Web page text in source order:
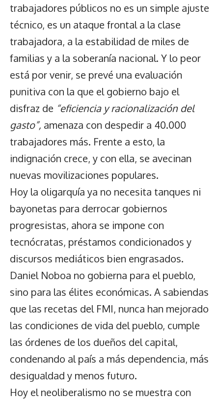
trabajadores públicos no es un simple ajuste
técnico, es un ataque frontal a la clase
trabajadora, a la estabilidad de miles de
familias y a la soberanía nacional. Y lo peor
está por venir, se prevé una evaluación
punitiva con la que el gobierno bajo el
disfraz de “eficiencia y racionalización del
gasto”, amenaza con despedir a 40.000
trabajadores más. Frente a esto, la
indignación crece, y con ella, se avecinan
nuevas movilizaciones populares.
Hoy la oligarquía ya no necesita tanques ni
bayonetas para derrocar gobiernos
progresistas, ahora se impone con
tecnócratas, préstamos condicionados y
discursos mediáticos bien engrasados.
Daniel Noboa no gobierna para el pueblo,
sino para las élites económicas. A sabiendas
que las recetas del FMI, nunca han mejorado
las condiciones de vida del pueblo, cumple
las órdenes de los dueños del capital,
condenando al país a más dependencia, más
desigualdad y menos futuro.
Hoy el neoliberalismo no se muestra con